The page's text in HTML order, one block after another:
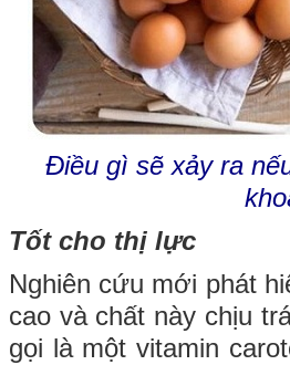
Điều gì sẽ xảy ra
Tốt cho thị lực
Nghiên cứu mới phát
cao và chất này chịu
gọi là một vitamin